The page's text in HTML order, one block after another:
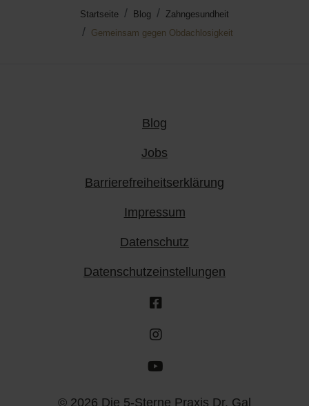
Startseite Blog
Zahngesundheit
Gemeinsam gegen Obdachlosigkeit
Blog
Jobs
Barrierefreiheitserklärung
Impressum
Datenschutz
Datenschutzeinstellungen
© 2026 Die 5-Sterne Praxis Dr. Gal